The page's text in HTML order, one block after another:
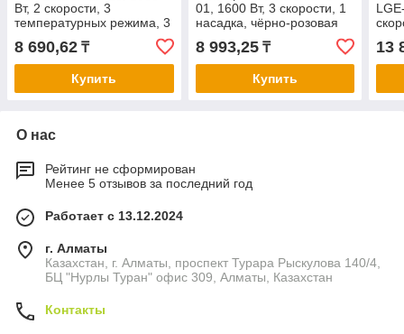
Вт, 2 скорости, 3
температурных режима, 3
насадки, расчески,
черный,
8 690,62 ₸
Купить
01, 1600 Вт, 3 скорости, 1
насадка, чёрно-розовая
8 993,25₸
Купить
13
О нас
Рейтинг не сформирован
Менее 5 отзывов за последний год
Работает с 13.12.2024
г. Алматы
Казахстан, г. Алматы, проспект Турара Рыскулова 140/4,
БЦ "Нурлы Туран" офис 309, Алматы, Казахстан
Контакты